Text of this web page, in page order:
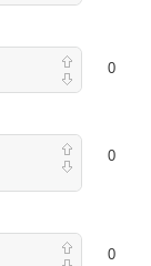
0
0
0